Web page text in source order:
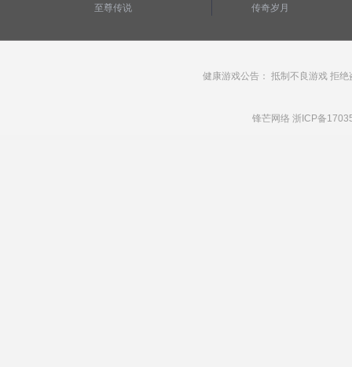
至尊传说
传奇岁月
健康游戏公告： 抵制不良游戏 拒
锋芒网络 浙ICP备